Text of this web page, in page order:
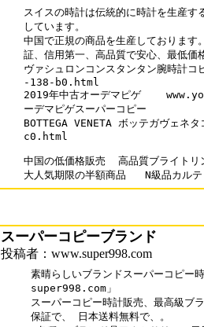
スイスの時計は伝統的に時計を生産す
しています。
中国で正規の商品を生産しております
証、信用第一、高品質で安心、最低価
ヴァシュロンコンスタンタン腕時
-138-b0.html
2019年中古オーデマピゲ
ーデマピゲスーパーコピー
BOTTEGA VENETA ボッテガヴェ
c0.html
中国の低価格販売  高品質ブライ
スーパーコピーブランド
投稿者：www.super998.com
素晴らしいブランドスーパーコピー
super998.com」
スーパーコピー時計販売、最高級ブ
保証で、 日本送料無料で、。